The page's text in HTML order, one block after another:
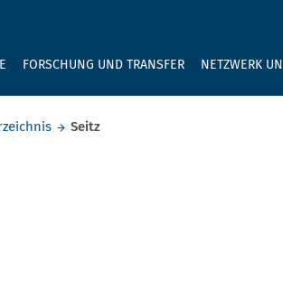
FORSCHUNG UND TRANSFER NETZWERK
Seitz